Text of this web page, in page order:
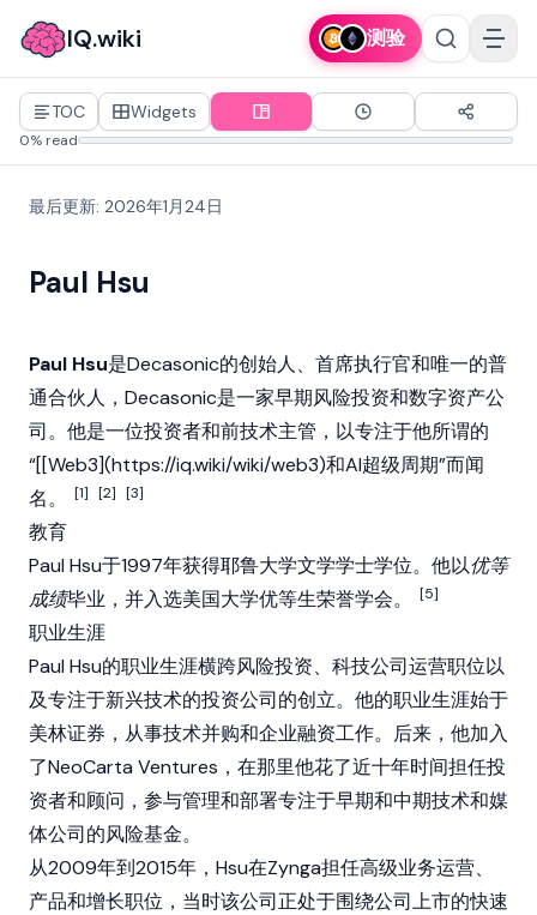
IQ.wiki 测验
TOC Widgets
0% read
最后更新: 2026年1月24日
Paul Hsu
Paul Hsu是Decasonic的创始人、首席执行官和唯一的普
通合伙人，Decasonic是一家早期风险投资和数字资产公
司。他是一位投资者和前技术主管，以专注于他所谓的
“[[Web3](https://iq.wiki/wiki/web3)和AI超级周期”而闻
名。
[1] [2] [3]
教育
Paul Hsu于1997年获得耶鲁大学文学学士学位。他以优等
成绩毕业，并入选美国大学优等生荣誉学会。 [5]
职业生涯
Paul Hsu的职业生涯横跨风险投资、科技公司运营职位以
及专注于新兴技术的投资公司的创立。他的职业生涯始于
美林证券，从事技术并购和企业融资工作。后来，他加入
了NeoCarta Ventures，在那里他花了近十年时间担任投
资者和顾问，参与管理和部署专注于早期和中期技术和媒
体公司的风险基金。
从2009年到2015年，Hsu在Zynga担任高级业务运营、
产品和增长职位，当时该公司正处于围绕公司上市的快速